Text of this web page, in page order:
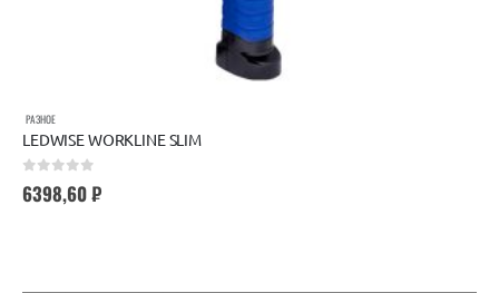
РАЗНОЕ
LEDWISE WORKLINE SLIM
6398,60₽